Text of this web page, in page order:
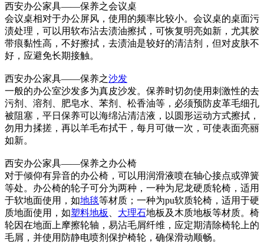
西安办公家具——保养之会议桌
会议桌相对于办公屏风，使用的频率比较小。会议桌的桌面污
渍处理，可以用软布沾去渍油擦拭，可恢复明亮如新，尤其胶
带痕黏性高，不好擦拭，去渍油是较好的清洁剂，但对皮肤不
好，应避免长期接触。
西安办公家具——保养之沙发
一般的办公室沙发多为真皮沙发。保养时切勿使用刺激性的去
污剂、溶剂、肥皂水、苯剂、松香油等，必须预防皮革毛细孔
被阻塞，平日保养可以海绵沾清洁液，以圆形运动方式擦拭，
勿用力揉搓，再以羊毛布拭干，每月可做一次，可使表面亮丽
如新。
西安办公家具——保养之办公椅
对于倾仰有异音的办公椅，可以用润滑液喷在轴心接点或弹簧
等处。办公椅的轮子可分为两种，一种为尼龙硬质轮椅，适用
于软地面使用，如地毯等材质；一种为pu软质轮椅，适用于硬
质地面使用，如塑料地板 大理石地板及木质地板等材质。椅
轮因在地面上摩擦轮轴，易沾毛屑纤维，应定期清除椅轮上的
毛屑，并使用防静电喷剂保护椅轮，确保滑动顺畅。